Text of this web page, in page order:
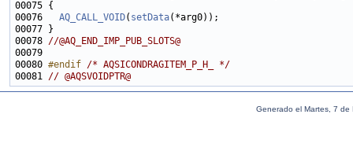
00076 AQ_CALL_VOID( setData
00078 //@AQ_END_IMP_PUB_SLOTS@
00080 #endif /* AQSICONDRAGITEM_P_H_ */
00081 // @AQSVOIDPTR@
Generado el Martes, 7